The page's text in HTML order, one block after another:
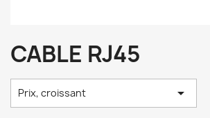
CABLE RJ45
Prix, croissant 